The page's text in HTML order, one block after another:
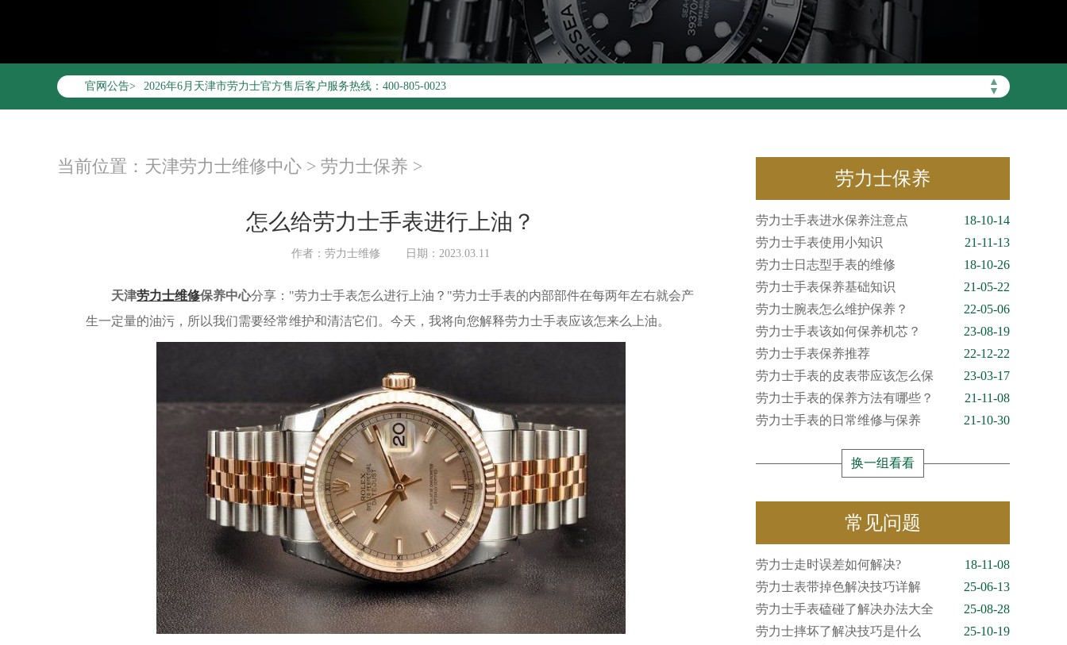
官网公告>
▲
▼
2026年6月劳力士天津市售后服务网络优化升级公告
2026年6月天津市劳力士官方售后客户服务热线：400-805-0023
2026年6月劳力士售后服务中心最新网点地址：
节假日正常营业！
当前位置： 天津劳力士维修中心 > 劳力士保养 >
怎么给劳力士手表进行上油？
作者：劳力士维修 日期：2023.03.11
天津劳力士维修保养中心分享："劳力士手表怎么进行上油？"劳力士手表的内部部件在每两年左右就会产
生一定量的油污，所以我们需要经常维护和清洁它们。今天，我将向您解释劳力士手表应该怎来么上油。
劳力士保养
劳力士手表进水保养注意点
18-10-14
劳力士手表使用小知识
21-11-13
劳力士日志型手表的维修
18-10-26
劳力士手表保养基础知识
21-05-22
劳力士腕表怎么维护保养？
22-05-06
劳力士手表该如何保养机芯？
23-08-19
劳力士手表保养推荐
22-12-22
劳力士手表的皮表带应该怎么保
23-03-17
劳力士手表的保养方法有哪些？
21-11-08
劳力士手表的日常维修与保养
21-10-30
换一组看看
常见问题
劳力士走时误差如何解决?
18-11-08
劳力士表带掉色解决技巧详解
25-06-13
劳力士手表磕碰了解决办法大全
25-08-28
劳力士摔坏了解决技巧是什么
25-10-19